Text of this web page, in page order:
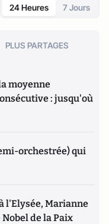
24 Heures 7 Jours
PLUS PARTAGES
moyenne
: jusqu'où
orchestrée) qui
l'Elysée, Marianne
de la Paix